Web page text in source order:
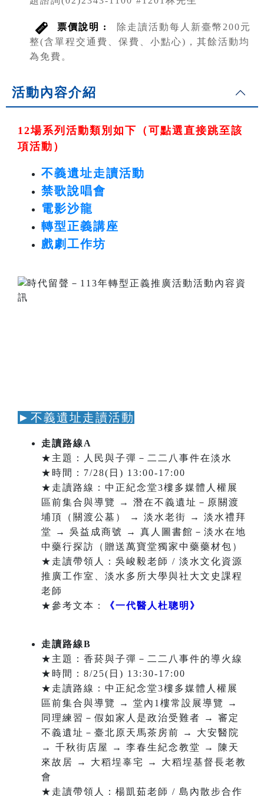
票價說明 :
除走讀活動每人新臺幣200元
整(含單程交通費、保費、小點心)，其餘活動均
為免費。
活動內容介紹
12場系列活動類別如下（可點選直接跳至該
項活動）
不義遺址走讀活動
禁歌說唱會
電影沙龍
轉型正義講座
戲劇工作坊
►不義遺址走讀活動
走讀路線A
★主題：人民與子彈－二二八事件在淡水
★時間：7/28(日) 13:00-17:00
★走讀路線：中正紀念堂3樓多媒體人權展
區前集合與導覽 → 潛在不義遺址－原關渡
埔頂（關渡公墓） → 淡水老街 → 淡水禮拜
堂 → 吳益成商號 → 真人圖書館－淡水在地
中藥行探訪（贈送萬寶堂獨家中藥藥材包）
★走讀帶領人：吳峻毅老師 / 淡水文化資源
推廣工作室、淡水多所大學與社大文史課程
老師
★參考文本：
《一代醫人杜聰明》
走讀路線B
★主題：香菸與子彈－二二八事件的導火線
★時間：8/25(日) 13:30-17:00
★走讀路線：中正紀念堂3樓多媒體人權展
區前集合與導覽 → 堂內1樓常設展導覽 →
同理練習－假如家人是政治受難者 → 審定
不義遺址－臺北原天馬茶房前 → 大安醫院
→ 千秋街店屋 → 李春生紀念教堂 → 陳天
來故居 → 大稻埕辜宅 → 大稻埕基督長老教
會
★走讀帶領人：楊凱茹老師 / 島內散步合作